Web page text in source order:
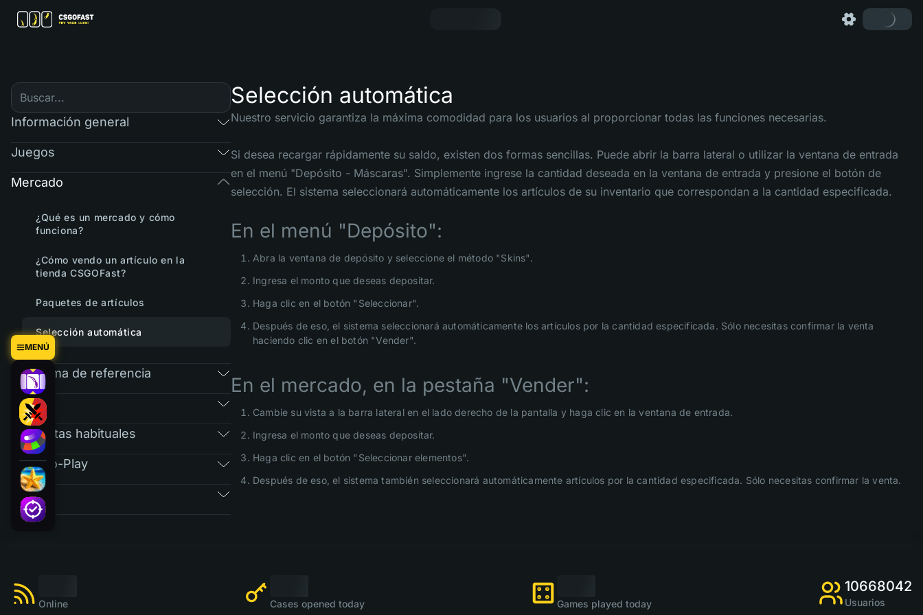
MENÚ
Información general
Juegos
Mercado
¿Qué es un mercado y cómo
funciona?
¿Cómo vendo un artículo en la
tienda CSGOFast?
Paquetes de artículos
Selección automática
Programa de referencia
RAIN
Preguntas habituales
Free-To-Play
Tickets
Selección automática
Nuestro servicio garantiza la máxima comodidad para los usuarios al proporcionar todas las funciones necesarias.
Si desea recargar rápidamente su saldo, existen dos formas sencillas. Puede abrir la barra lateral o utilizar la ventana de entrada
en el menú "Depósito - Máscaras". Simplemente ingrese la cantidad deseada en la ventana de entrada y presione el botón de
selección. El sistema seleccionará automáticamente los artículos de su inventario que correspondan a la cantidad especificada.
En el menú "Depósito":
Abra la ventana de depósito y seleccione el método "Skins".
Ingresa el monto que deseas depositar.
Haga clic en el botón "Seleccionar".
Después de eso, el sistema seleccionará automáticamente los artículos por la cantidad especificada. Sólo necesitas confirmar la venta
haciendo clic en el botón "Vender".
En el mercado, en la pestaña "Vender":
Cambie su vista a la barra lateral en el lado derecho de la pantalla y haga clic en la ventana de entrada.
Ingresa el monto que deseas depositar.
Haga clic en el botón "Seleccionar elementos".
Después de eso, el sistema también seleccionará automáticamente artículos por la cantidad especificada. Sólo necesitas confirmar la venta.
Online Cases opened today Games played today
10668042
Usuarios